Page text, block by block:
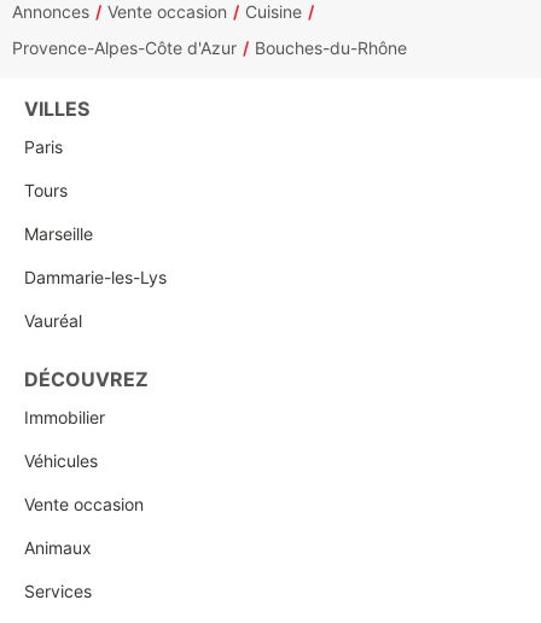
Annonces Vente occasion
Cuisine
Provence-Alpes-Côte d'Azur
Bouches-du-Rhône
VILLES
Paris
Tours
Marseille
Dammarie-les-Lys
Vauréal
DÉCOUVREZ
Immobilier
Véhicules
Vente occasion
Animaux
Services